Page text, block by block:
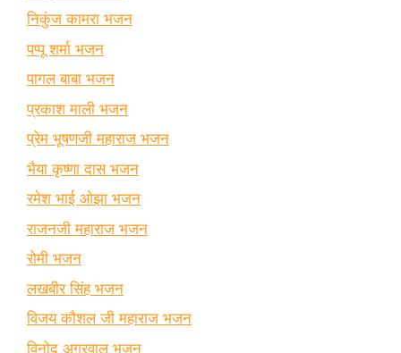
निकुंज कामरा भजन
पप्पू शर्मा भजन
पागल बाबा भजन
प्रकाश माली भजन
प्रेम भूषणजी महाराज भजन
भैया कृष्णा दास भजन
रमेश भाई ओझा भजन
राजनजी महाराज भजन
रोमी भजन
लखबीर सिंह भजन
विजय कौशल जी महाराज भजन
विनोद अग्रवाल भजन